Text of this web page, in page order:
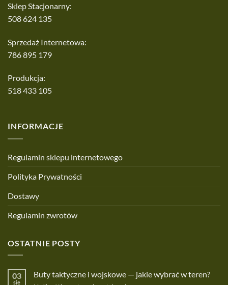
Sklep Stacjonarny:
508 624 135
Sprzedaż Internetowa:
786 895 179
Produkcja:
518 433 105
INFORMACJE
Regulamin sklepu internetowego
Polityka Prywatności
Dostawy
Regulamin zwrotów
OSTATNIE POSTY
03
sie
Buty taktyczne i wojskowe — jakie wybrać w teren?